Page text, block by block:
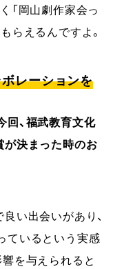
「岡山劇作家会っ
らえるんですよ。
レーションを
、福武教育文化
が決まった時のお
い出会いがあり、
ているという実感
を与えられると